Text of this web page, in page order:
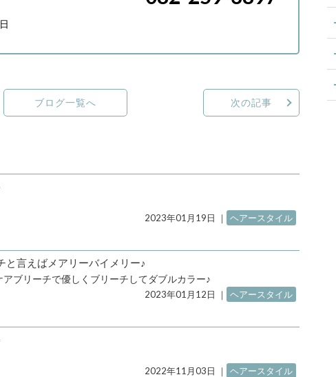
ブログ一覧へ 次の記事
2023年01月19日 ｜ ヘアースタイル
と言えばメアリーバイメリー♪
ブリーチで優しくブリーチしてダブルカラー♪
2023年01月12日 ｜ ヘアースタイル
2022年11月03日 ｜ ヘアースタイル